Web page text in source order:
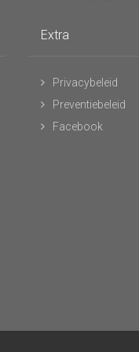
Extra
Privacybeleid
Preventiebeleid
Facebook